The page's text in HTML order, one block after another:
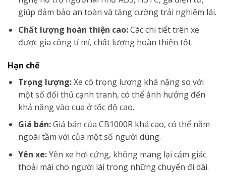
giúp đảm bảo an toàn và tăng cường trải nghiệm lái.
Chất lượng hoàn thiện cao:Các chi tiết trên xe
được gia công tỉ mỉ, chất lượng hoàn thiện tốt.
Hạn chế
Trọng lượng:Xe có trọng lượng khá nặng so với
một số đối thủ cạnh tranh, có thể ảnh hưởng đến
khả năng vào cua ở tốc độ cao.
Giá bán:Giá bán của CB1000R khá cao, có thể nằm
ngoài tầm với của một số người dùng.
Yên xe:Yên xe hơi cứng, không mang lại cảm giác
thoải mái cho người lái trong những chuyến đi dài.